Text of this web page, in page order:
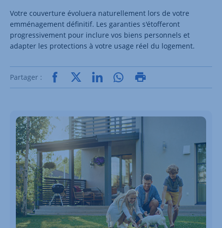
Votre couverture évoluera naturellement lors de votre
emménagement définitif. Les garanties s'étofferont
progressivement pour inclure vos biens personnels et
adapter les protections à votre usage réel du logement.
Partager :